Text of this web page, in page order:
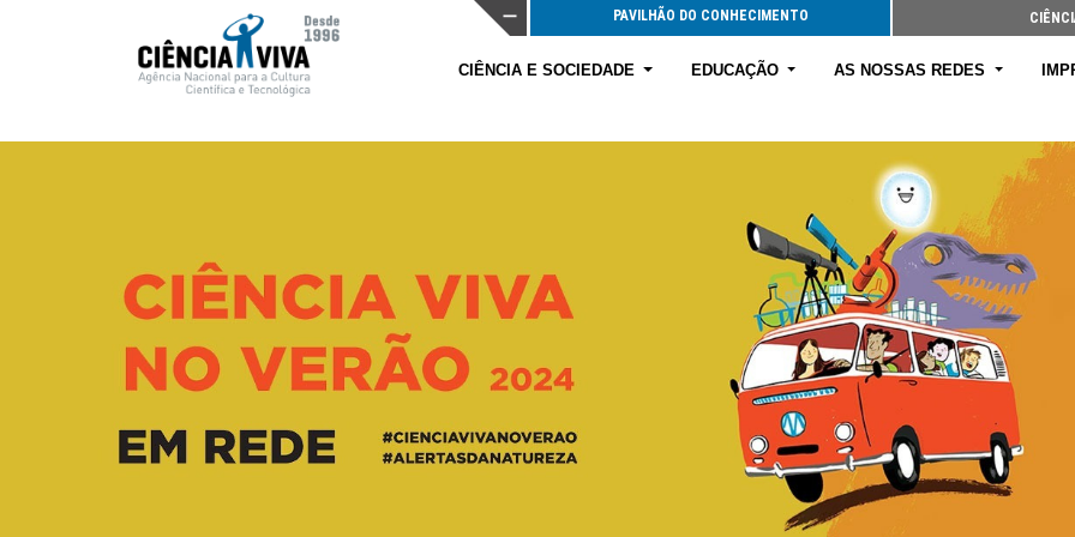
PAVILHÃO DO CONHECIMENTO
CIÊNCIA E SOCIEDADE EDUCAÇÃO AS NOSSAS REDES